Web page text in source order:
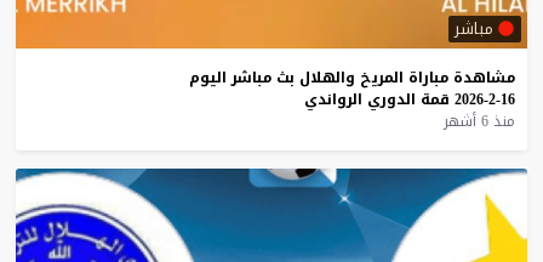
مباشر
مشاهدة مباراة المريخ والهلال بث مباشر اليوم
16-2-2026
قمة الدوري الرواندي
منذ 6 أشهر